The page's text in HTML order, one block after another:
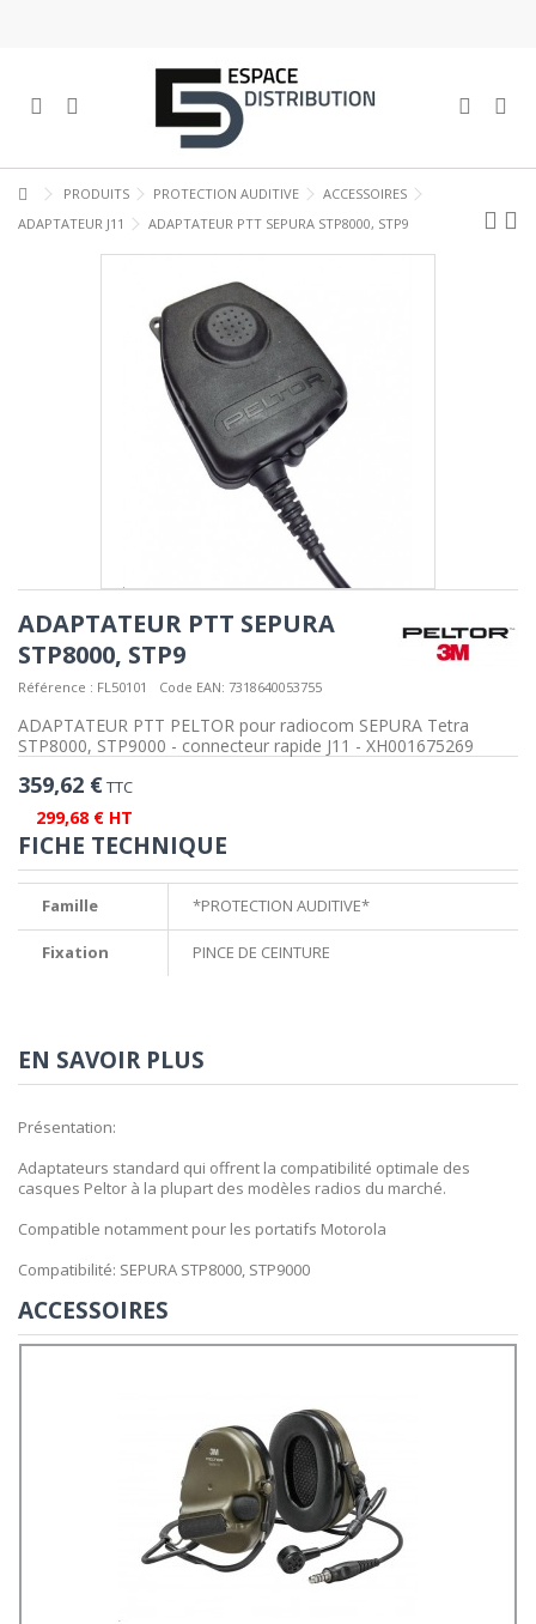
PRODUITS PROTECTION AUDITIVE
ACCESSOIRES
ADAPTATEUR J11
ADAPTATEUR PTT SEPURA STP8000, STP9
ADAPTATEUR PTT SEPURA
STP8000, STP9
Référence : FL50101 Code EAN: 7318640053755
ADAPTATEUR PTT PELTOR pour radiocom SEPURA Tetra
STP8000, STP9000 - connecteur rapide J11 - XH001675269
359,62 €TTC
299,68 € HT
FICHE TECHNIQUE
Famille *PROTECTION AUDITIVE*
Fixation PINCE DE CEINTURE
EN SAVOIR PLUS
Présentation:
Adaptateurs standard qui offrent la compatibilité optimale des
casques Peltor à la plupart des modèles radios du marché.
Compatible notamment pour les portatifs Motorola
Compatibilité: SEPURA STP8000, STP9000
ACCESSOIRES